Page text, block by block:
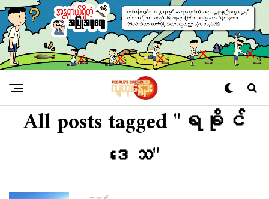
All posts tagged "ရခိုင်
ဒေသ"